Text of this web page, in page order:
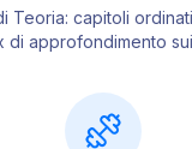
Teoria: capitoli
di approfondimento